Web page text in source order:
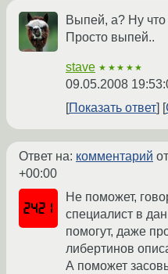
Выпей, а? Ну что
Просто выпей..
stave ★★★★★
09.05.2008
Показать ответ
Ответ на: комментарий
+00:00
Не поможет,
специалист в
помогут, даже
либертинов
А поможет